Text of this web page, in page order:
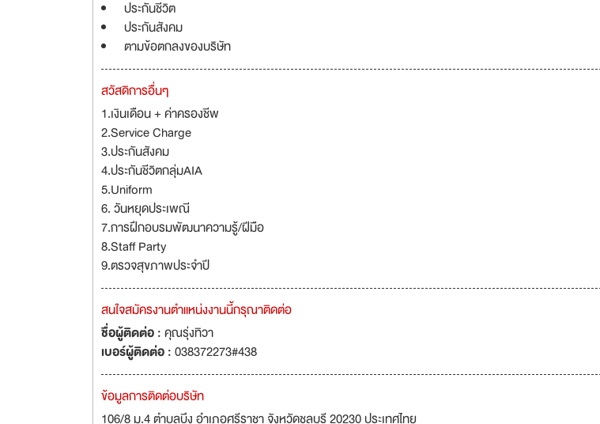
ประกันชีวิต
ประกันสังคม
ตามข้อตกลงของบริษัท
สวัสดิการอื่นๆ
1.เงินเดือน + ค่าครองชีพ
2.Service Charge
3.ประกันสังคม
4.ประกันชีวิตกลุ่มAIA
5.Uniform
6. วันหยุดประเพณี
7.การฝึกอบรมพัฒนาความรู้/ฝีมือ
8.Staff Party
9.ตรวจสุขภาพประจำปี
สนใจสมัครงานตำแหน่งงานนี้กรุณาติดต่อ
ชื่อผู้ติดต่อ :คุณรุ่งทิวา
เบอร์ผู้ติดต่อ :038372273#438
ข้อมูลการติดต่อบริษัท
106/8 ม.4 ตำบลบึง อำเภอศรีราชา จังหวัดชลบุรี 20230 ประเทศไทย